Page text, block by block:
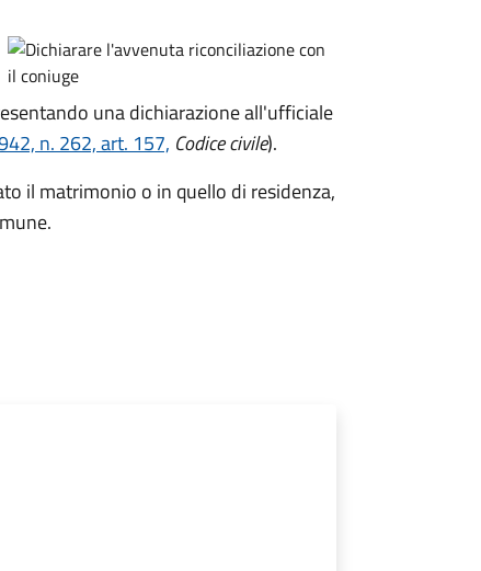
una dichiarazione all'ufficiale
n. 262, art. 157, Codice civile).
il matrimonio o in quello di residenza,